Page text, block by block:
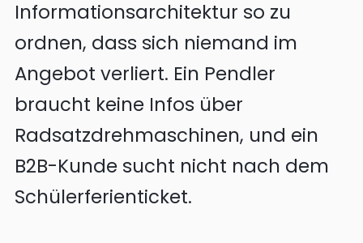
Informationsarchitektur so zu
ordnen, dass sich niemand im
Angebot verliert. Ein Pendler
braucht keine Infos über
Radsatzdrehmaschinen, und ein
B2B-Kunde sucht nicht nach dem
Schülerferienticket.